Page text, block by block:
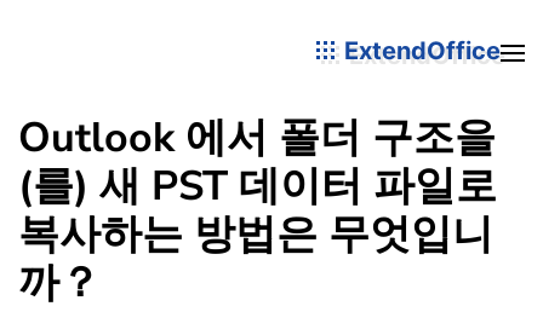
ExtendOffice
Outlook 에서 폴더 구조을
(를) 새 PST 데이터 파일로
복사하는 방법은 무엇입니
까？